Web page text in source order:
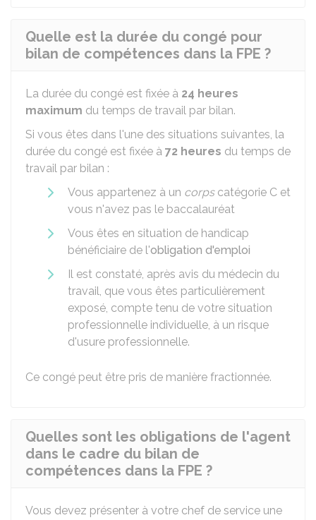
Quelle est la durée du congé pour
bilan de compétences dans la FPE ?
La durée du congé est fixée à 24 heures
maximum du temps de travail par bilan.
Si vous êtes dans l'une des situations suivantes, la
durée du congé est fixée à 72 heures du temps de
travail par bilan :
Vous appartenez à un corpscatégorie C et
vous n'avez pas le baccalauréat
Vous êtes en situation de handicap
bénéficiaire de l'obligation d'emploi
Il est constaté, après avis du médecin du
travail, que vous êtes particulièrement
exposé, compte tenu de votre situation
professionnelle individuelle, à un risque
d'usure professionnelle.
Ce congé peut être pris de manière fractionnée.
Quelles sont les obligations de l'agent
dans le cadre du bilan de
compétences dans la FPE ?
Vous devez présenter à votre chef de service une